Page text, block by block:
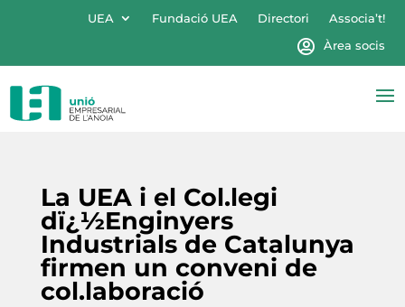
UEA Fundació UEA Directori
Associa’t!
Àrea socis
La UEA i el Col.legi
dï¿½Enginyers
Industrials de Catalunya
firmen un conveni de
col.laboració